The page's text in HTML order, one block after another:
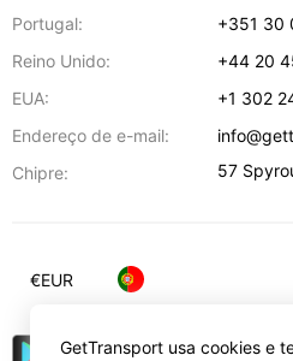
Portugal:
+351 30
Reino Unido:
+44 20
EUA:
+1 302
Endereço de e-mail:
Chipre:
57
€EUR
GetTransport usa cookies e